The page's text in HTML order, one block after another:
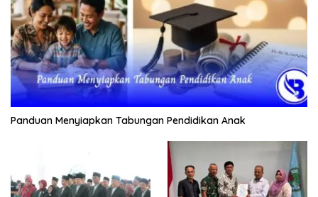
Panduan Menyiapkan Tabungan Pendidikan Anak